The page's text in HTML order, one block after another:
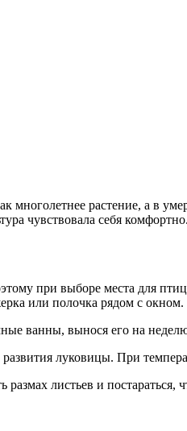
растение, а в
чувствовала себя комфортно.
при выборе места для
или полочка рядом с окном.
ванны, вынося его на
луковицы. При
листьев и постараться,